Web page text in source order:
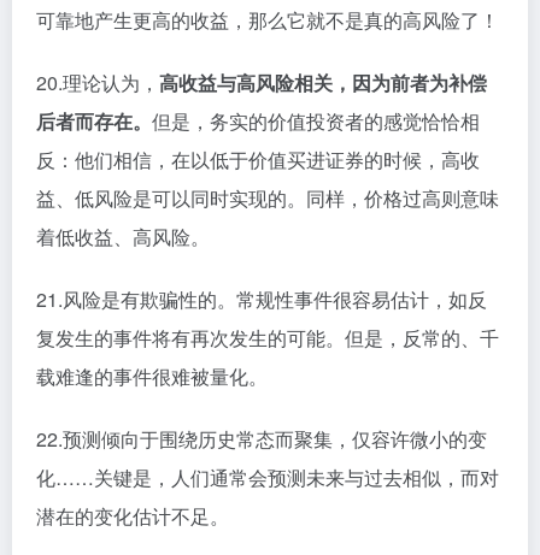
可靠地产生更高的收益，那么它就不是真的高风险了！
20.理论认为， 高收益与高风险相关，因为前者为补偿
后者而存在。 但是，务实的价值投资者的感觉恰恰相
反：他们相信，在以低于价值买进证券的时候，高收
益、低风险是可以同时实现的。同样，价格过高则意味
着低收益、高风险。
21.风险是有欺骗性的。常规性事件很容易估计，如反
复发生的事件将有再次发生的可能。但是，反常的、千
载难逢的事件很难被量化。
22.预测倾向于围绕历史常态而聚集，仅容许微小的变
化……关键是，人们通常会预测未来与过去相似，而对
潜在的变化估计不足。